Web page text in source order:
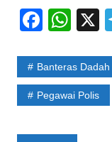
F
c
e
b
o
W
at
s
A
p
Banteras Dadah
Pegawai Polis